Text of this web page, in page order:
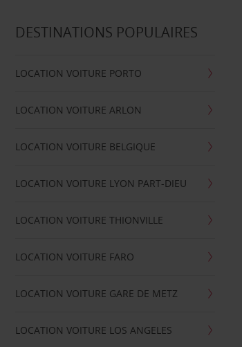
DESTINATIONS POPULAIRES
LOCATION VOITURE PORTO
LOCATION VOITURE ARLON
LOCATION VOITURE BELGIQUE
LOCATION VOITURE LYON PART-DIEU
LOCATION VOITURE THIONVILLE
LOCATION VOITURE FARO
LOCATION VOITURE GARE DE METZ
LOCATION VOITURE LOS ANGELES